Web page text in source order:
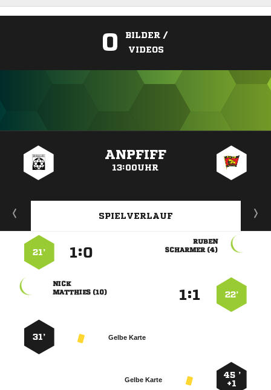
0
BILDER /
VIDEOS
ANPFIFF
13:00UHR
SPIELVERLAUF

 
:
21’
22’
:

 
Gelbe Karte
31’
45 ’
+1
Gelbe Karte